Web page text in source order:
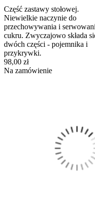
Część zastawy stołowej.
Niewielkie naczynie do
przechowywania i
cukru. Zwyczajowo składa
dwóch części - pojemnika i
przykrywki.
98,00 zł
Na zamówienie